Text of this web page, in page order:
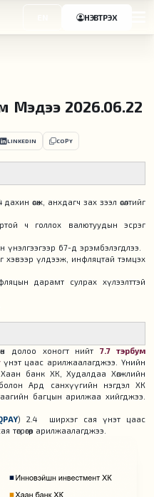
НЭВТРЭХ
Мэдээ 2026.06.22
LINKEDIN COPY
өсөж, анхдагч зах зээл өсөлтийг
ч голлох валютуудын эсрэг
үнэлгээгээр 67-д эрэмбэлэгдлээ.
хэвээр үлдээж, инфляцтай тэмцэх
дарамт сулрах хүлээлттэй
долоо хоногт нийт7.7 тэрбум
үнэт цаас арилжаалагджээ. Үнийн
банк ХК, Худалдаа Хөгжлийн
Ард санхүүгийн нэгдэл ХК
багцын арилжаа хийгджээ.
) 2.4 ширхэг сая үнэт цаас
төгрөгөөр арилжаалагджээ.